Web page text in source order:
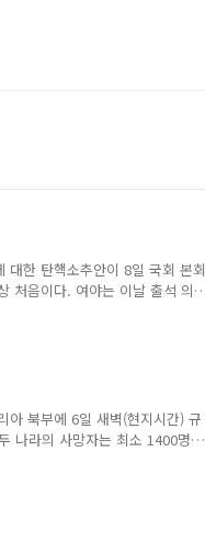
대한 탄핵소추안이 8일 국회 본회
처음이다. 여야는 이날 출석 의
을 통과시켰다. 탄핵소추 가결
109표, 무효는 5표였다. ■관련
아 북부에 6일 새벽(현지시간) 규
나라의 사망자는 최소 1400명을
늘고 있다. ■관련기사 튀르키예